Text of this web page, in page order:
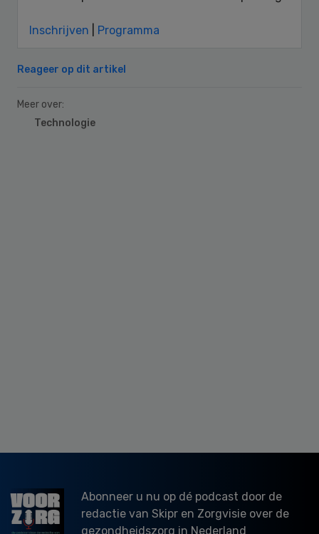
Inschrijven Programma
Reageer op dit artikel
Meer over:
Technologie
Abonneer u nu op dé podcast door de
redactie van Skipr en Zorgvisie over de
gezondheidszorg in Nederland